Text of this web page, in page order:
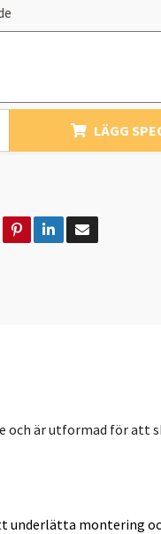
LÄGG
och är utformad för att
underlätta montering